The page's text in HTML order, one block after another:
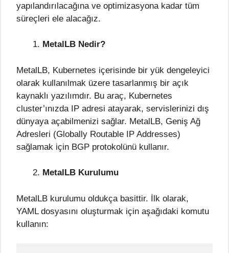
yapılandırılacağına ve optimizasyona kadar tüm
süreçleri ele alacağız.
MetalLB Nedir?
MetalLB, Kubernetes içerisinde bir yük dengeleyici
olarak kullanılmak üzere tasarlanmış bir açık
kaynaklı yazılımdır. Bu araç, Kubernetes
cluster’ınızda IP adresi atayarak, servislerinizi dış
dünyaya açabilmenizi sağlar. MetalLB, Geniş Ağ
Adresleri (Globally Routable IP Addresses)
sağlamak için BGP protokolünü kullanır.
MetalLB Kurulumu
MetalLB kurulumu oldukça basittir. İlk olarak,
YAML dosyasını oluşturmak için aşağıdaki komutu
kullanın: